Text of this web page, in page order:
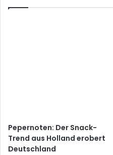
Pepernoten: Der Snack-
Trend aus Holland erobert
Deutschland